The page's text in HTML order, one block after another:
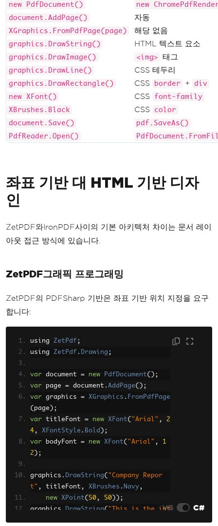
new PdfDocument()
new
document.AddPage()
자동
XGraphics.FromPdfPage(page) 해당 없음
graphics.DrawString() HTML 텍스트 요소
graphics.DrawImage() <img> 태그
graphics.DrawLine() CSS 테두리
graphics.DrawRectangle() CSS border +
div
new XFont()
CSS
font-family
XBrushes.Black
CSS
color
document.Save()
pdf.SaveAs()
PdfReader.Open()
좌표 기반 대 HTML 기반 디자
인
ZetPDF와IronPDF사이의 기본 아키텍처 차이는 문서 레이
아웃 접근 방식에 있습니다.
ZetPDF그래픽 프로그래밍
ZetPDF의 PDFSharp 기반은 좌표 기반 위치 지정을 요구
합니다:
using ZetPdf ;
using ZetPdf . Drawing ;
var document = new PdfDocument();
var page = document . AddPage();
var graphics = XGraphics . FromPdfPage
( page );
var titleFont = new XFont( "Arial" ,
2
4, XFontStyle . Bold );
var bodyFont = new XFont( "Arial" ,
1
2 );
graphics . DrawString( "Company Repor
t" , titleFont , XBrushes . Navy,
new
XPoint( 50, 50 ));
graphics
DrawString( "This is the int
VB C#